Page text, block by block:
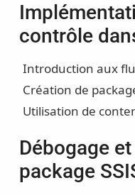
contrôle
Introduction aux
Création de
Utilisation de
Débogage
package